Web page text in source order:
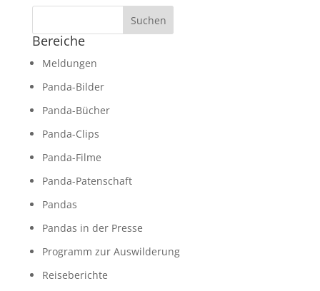
Bereiche
Meldungen
Panda-Bilder
Panda-Bücher
Panda-Clips
Panda-Filme
Panda-Patenschaft
Pandas
Pandas in der Presse
Programm zur Auswilderung
Reiseberichte